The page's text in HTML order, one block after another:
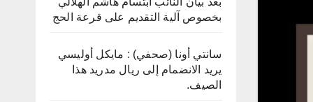
بخصوص آلية التقديم على قرعة الحج
سانتي أونا (صحفي) : مايكل أوليسي
يريد الانضمام إلى ريال مدريد هذا
الصيف.